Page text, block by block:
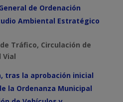
de Ordenación
Ambiental Estratégico
Tráfico, Circulación de
Vial
tras la aprobación inicial
la Ordenanza Municipal